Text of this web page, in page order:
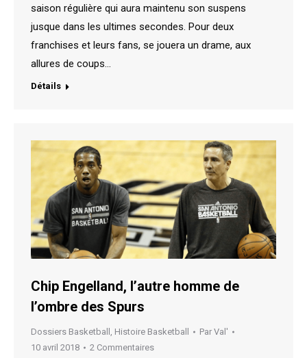
saison régulière qui aura maintenu son suspens
jusque dans les ultimes secondes. Pour deux
franchises et leurs fans, se jouera un drame, aux
allures de coups…
Détails
Chip Engelland, l’autre homme de
l’ombre des Spurs
Dossiers Basketball , Histoire Basketball Par Val'
10 avril 2018
2 Commentaires